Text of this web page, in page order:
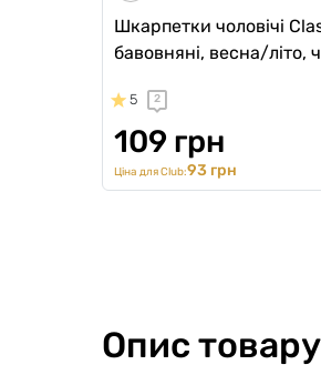
Шкарпетки чоловічі
бавовняні, весна/літо,
5 2
109 грн
Ціна для Club:93 грн
Опис товару